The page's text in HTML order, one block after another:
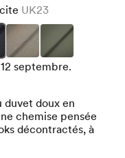
UK23
septembre.
duvet doux en
chemise pensée
décontractés, à